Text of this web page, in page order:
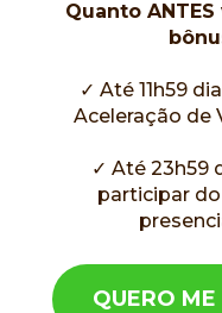
QUERO
Quanto
✓ Até 11h59
Aceleração de
✓ Até 23h59
participar